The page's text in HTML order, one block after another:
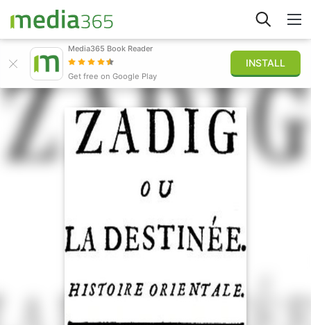
Connexion
Publier
Media365 Book Reader
Get free on Google Play
INSTALL